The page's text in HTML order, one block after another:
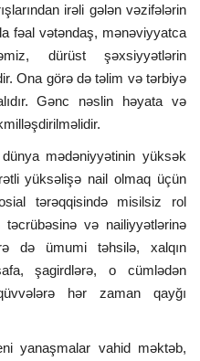
irəli gələn vəzifələrin
fəal vətəndaş, mənəviyyatca
dürüst şəxsiyyətlərin
Ona görə də təlim və tərbiyə
Gənc nəslin həyata və
mədəniyyətinin yüksək
yüksəlişə nail olmaq üçün
tərəqqisində misilsiz rol
və nailiyyətlərinə
də ümumi təhsilə, xalqın
şagirdlərə, o cümlədən
hər zaman qayğı
yanaşmalar vahid məktəb,